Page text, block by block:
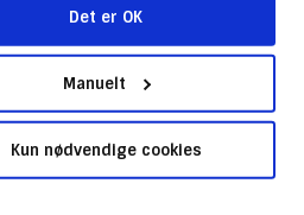
Det er OK
Manuelt
Kun nødvendige cookies
31602041
Sitemap